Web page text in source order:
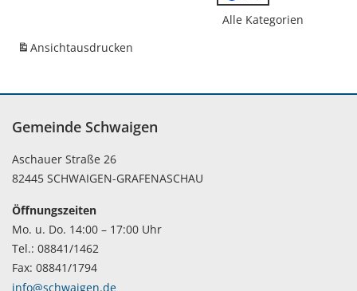
Alle Kategorien
Ansichtausdrucken
Gemeinde Schwaigen
Aschauer Straße 26
82445 SCHWAIGEN-GRAFENASCHAU
Öffnungszeiten
Mo. u. Do. 14:00 – 17:00 Uhr
Tel.: 08841/1462
Fax: 08841/1794
info@schwaigen.de